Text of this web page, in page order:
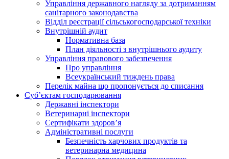
Управління державного нагляду за дотриманням
санітарного законодавства
Відділ реєстрації сільськогосподарської техніки
Внутрішній аудит
Нормативна база
План діяльності з внутрішнього аудиту
Управління правового забезпечення
Про управління
Всеукраїнський тиждень права
Перелік майна що пропонується до списання
Суб’єктам господарювання
Державні інспектори
Ветеринарні інспектори
Сертифікати здоров’я
Адміністративні послуги
Безпечність харчових продуктів та
ветеринарна медицина